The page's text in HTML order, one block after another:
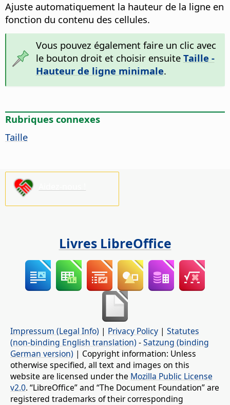
Ajuste automatiquement la hauteur de la ligne en
fonction du contenu des cellules.
Vous pouvez également faire un clic avec
le bouton droit et choisir ensuite Taille -
Hauteur de ligne minimale.
Rubriques connexes
Taille
Livres LibreOffice
Impressum (Legal Info) | Privacy Policy | Statutes
(non-binding English translation) -Satzung (binding
German version) | Copyright information: Unless
otherwise specified, all text and images on this
website are licensed under the Mozilla Public License
v2.0. “LibreOffice” and “The Document Foundation” are
registered trademarks of their corresponding